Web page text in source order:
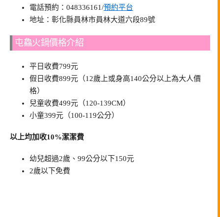
電話預約：048336161/預約平台
地址：彰化縣員林市員林大道六段89號
屯鱻火鍋價格介紹
平日收費799元
假日收費899元（12歲上或身高140公分以上為大人價
格）
兒童收費499元（120-139CM）
小童399元（100-119公分）
以上均加收10%潔潔費
幼兒超過2歲、99公分以下150元
2歲以下免費